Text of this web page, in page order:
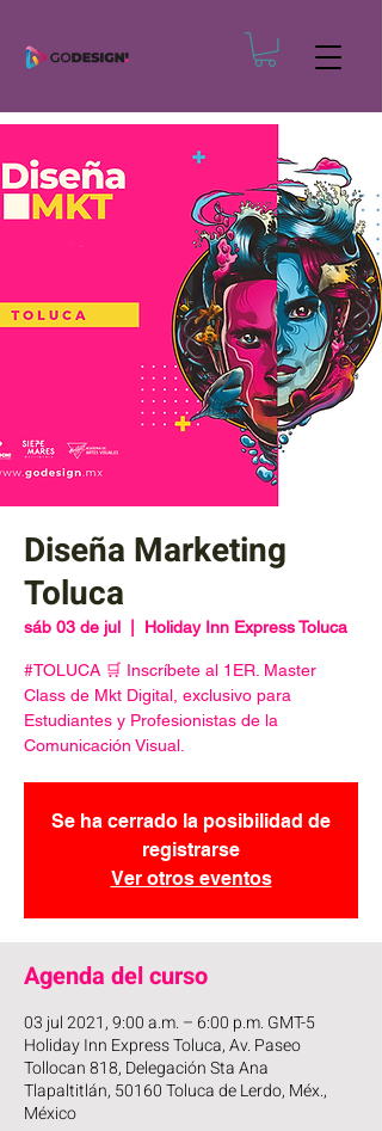
Diseña Marketing
Toluca
sáb 03 de jul
  |
Holiday Inn Express Toluca
#TOLUCA 🛒 Inscríbete al 1ER. Master
Class de Mkt Digital, exclusivo para
Estudiantes y Profesionistas de la
Comunicación Visual.
Se ha cerrado la posibilidad de
registrarse
Ver otros eventos
Agenda del curso
03 jul 2021, 9:00 a.m. – 6:00 p.m. GMT-5
Holiday Inn Express Toluca, Av. Paseo
Tollocan 818, Delegación Sta Ana
Tlapaltitlán, 50160 Toluca de Lerdo, Méx.,
México